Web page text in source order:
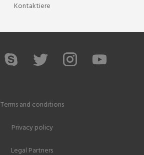
Kontaktiere
Terms and conditions
Privacy policy
Legal Partners